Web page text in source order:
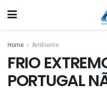
Home Ambiente
FRIO
PORTUGAL